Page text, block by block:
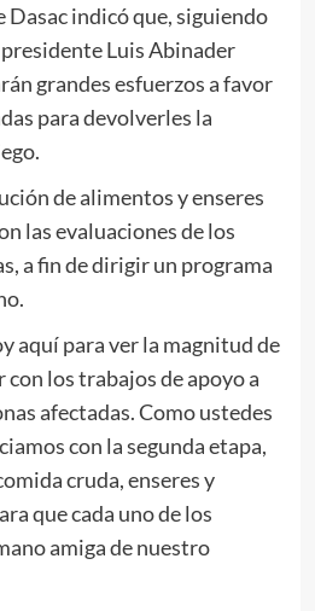
Dasac indicó que, siguiendo
Luis Abinader
grandes esfuerzos a favor
para devolverles la
de alimentos y enseres
las evaluaciones de los
a fin de dirigir un programa
aquí para ver la magnitud de
los trabajos de apoyo a
afectadas. Como ustedes
con la segunda etapa,
cruda, enseres y
que cada uno de los
amiga de nuestro